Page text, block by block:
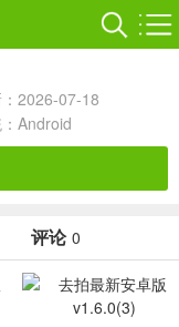
2026-07-18
Android
评论 0